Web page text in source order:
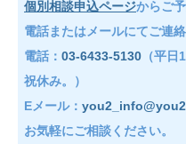
個別相談申込ページからご
電話またはメールにてご連絡
電話： 03-6433-5130 （平
祝休み。）
Eメール：
お気軽にご相談ください。